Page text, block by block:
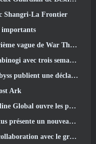
Shangri-La Frontier
importants
navales avec des visuels aquatiques améliorés
d'événements et de récompenses
incident de logiciel malveillant suite à la mise à jour du jeu
Ark
ouvre les pré-inscriptions
joueurs affronteront le gardien de Caliburn
de heavy metal suédois Sabaton